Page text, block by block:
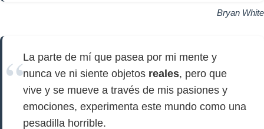
Bryan White
La parte de mí que pasea por mi mente y
nunca ve ni siente objetos reales, pero que
vive y se mueve a través de mis pasiones y
emociones, experimenta este mundo como una
pesadilla horrible.